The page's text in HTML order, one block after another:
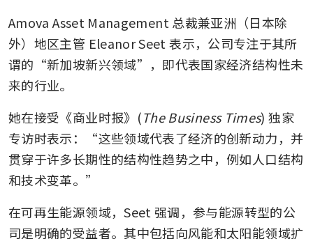
Amova Asset Management 总裁兼亚洲（日本除
外）地区主管 Eleanor Seet 表示，公司专注于其所
谓的“新加坡新兴领域”，即代表国家经济结构性未
来的行业。
她在接受《商业时报》(The Business Times) 独家
专访时表示：“这些领域代表了经济的创新动力，并
贯穿于许多长期性的结构性趋势之中，例如人口结构
和技术变革。”
在可再生能源领域，Seet 强调，参与能源转型的公
司是明确的受益者。其中包括向风能和太阳能领域扩